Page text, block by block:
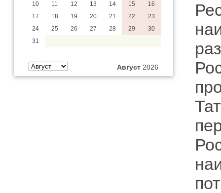
Август 2026
10
11 12 13 14 15
16
17
18 19 20 21 22
23
24
25 26 27 28 29
30
31